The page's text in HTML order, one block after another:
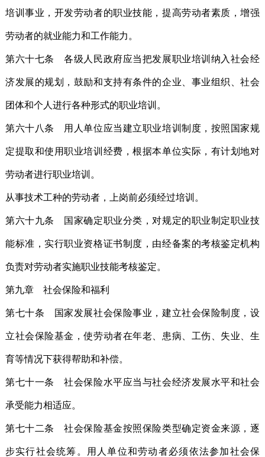
培训事业，开发劳动者的职业技能，提高劳动者素质，增强
劳动者的就业能力和工作能力。
第六十七条 各级人民政府应当把发展职业培训纳入社会经
济发展的规划，鼓励和支持有条件的企业、事业组织、社会
团体和个人进行各种形式的职业培训。
第六十八条 用人单位应当建立职业培训制度，按照国家规
定提取和使用职业培训经费，根据本单位实际，有计划地对
劳动者进行职业培训。
从事技术工种的劳动者，上岗前必须经过培训。
第六十九条 国家确定职业分类，对规定的职业制定职业技
能标准，实行职业资格证书制度，由经备案的考核鉴定机构
负责对劳动者实施职业技能考核鉴定。
第九章 社会保险和福利
第七十条 国家发展社会保险事业，建立社会保险制度，设
立社会保险基金，使劳动者在年老、患病、工伤、失业、生
育等情况下获得帮助和补偿。
第七十一条 社会保险水平应当与社会经济发展水平和社会
承受能力相适应。
第七十二条 社会保险基金按照保险类型确定资金来源，逐
步实行社会统筹。用人单位和劳动者必须依法参加社会保